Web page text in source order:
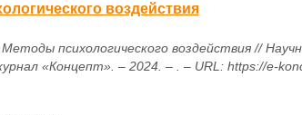
воздействия
психологического воздействия //
«Концепт». – 2024. – . – URL: https://e-